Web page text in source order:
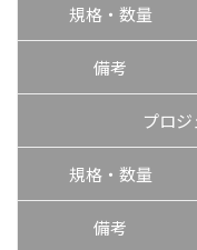
規格・数量
備考
プロ
規格・数量
備考